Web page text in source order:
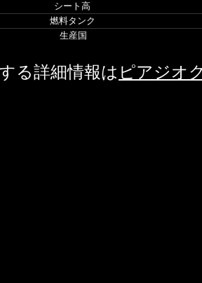
シート高
燃料タンク
生産国
る詳細情報は ピアジオ